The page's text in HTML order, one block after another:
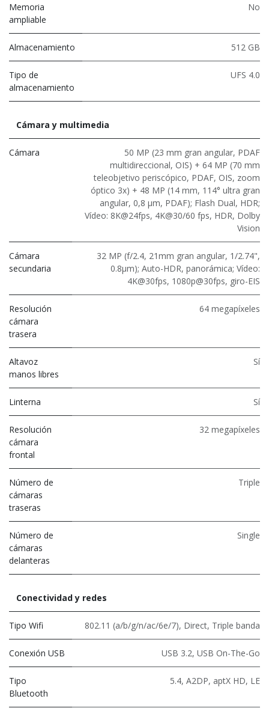
Memoria
ampliable
No
Almacenamiento 512 GB
Tipo de
almacenamiento
UFS 4.0
Cámara y multimedia
Cámara
50 MP (23 mm gran angular, PDAF
multidireccional, OIS) + 64 MP (70 mm
teleobjetivo periscópico, PDAF, OIS, zoom
óptico 3x) + 48 MP (14 mm, 114° ultra gran
angular, 0,8 μm, PDAF); Flash Dual, HDR;
Vídeo: 8K@24fps, 4K@30/60 fps, HDR, Dolby
Vision
Cámara
secundaria
32 MP (f/2.4, 21mm gran angular, 1/2.74",
0.8μm); Auto-HDR, panorámica; Vídeo:
4K@30fps, 1080p@30fps, giro-EIS
Resolución
cámara
trasera
64 megapíxeles
Altavoz
manos libres
Sí
Linterna Sí
Resolución
cámara
frontal
32 megapíxeles
Número de
cámaras
traseras
Triple
Número de
cámaras
delanteras
Single
Conectividad y redes
Tipo Wifi 802.11 (a/b/g/n/ac/6e/7), Direct, Triple banda
Conexión USB USB 3.2, USB On-The-Go
Tipo
Bluetooth
5.4, A2DP, aptX HD, LE